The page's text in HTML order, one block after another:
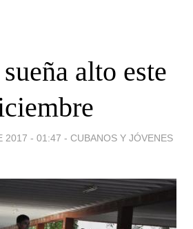
alto este
2017 - 01:47 - CUBANOS Y JÓVENES